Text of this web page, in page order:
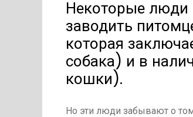
Некоторые люди
заводить
которая
собака) и в
кошки).
Но эти люди забывают о